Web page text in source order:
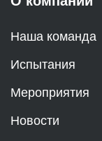
Наша команда
Испытания
Мероприятия
Новости